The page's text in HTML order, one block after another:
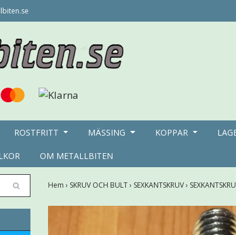
ROSTFRITT MÄSSING KOPPAR
OM METALLBITEN
Hem › SKRUV OCH BULT› SEXKANTSKRUV›